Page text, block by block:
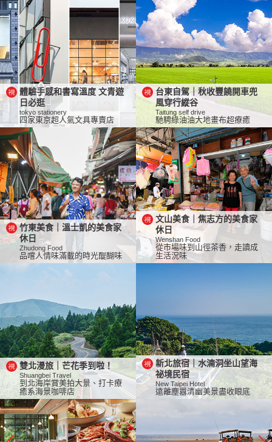
體驗手感和書寫溫度 文青遊
日必逛
tokyo stationery
四家東京超人氣文具專賣店
台東自駕｜秋收豐饒開車兜
風穿行縱谷
Taitung self drive
馳騁綠油油大地畫布超療癒
竹東美食｜溫士凱的美食家
休日
Zhudong Food
品嚐人情味滿載的時光醍醐味
文山美食｜焦志方的美食家
休日
Wenshan Food
從市場味到山徑茶香，走讀成
生活況味
雙北漫旅｜芒花季到啦！
Shuangbei Travel
到北海岸賞美拍大景、打卡療
癒系海景咖啡店
新北旅宿｜水湳洞坐山望海
祕境民宿
New Taipei Hotel
遠離塵囂清幽美景盡收眼底